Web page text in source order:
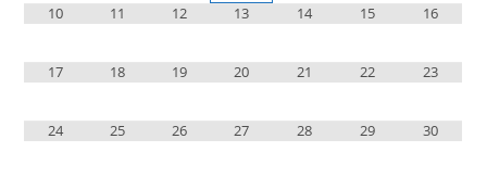
10 11 12 13 14 15 16
17 18 19 20 21 22 23
24 25 26 27 28 29 30